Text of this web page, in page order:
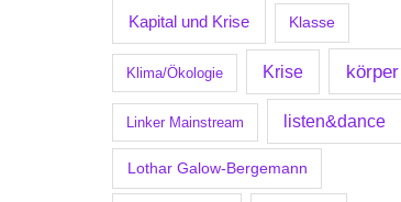
Kapital und Krise Klasse
Klima/Ökologie Krise körper
Linker Mainstream listen&dance
Lothar Galow-Bergemann